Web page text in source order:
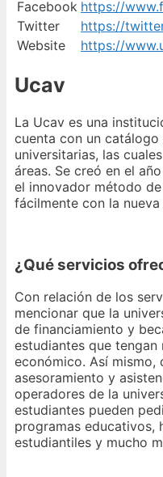
Facebook
Twitter
Website
Ucav
La Ucav es una
cuenta con un
universitarias, las
áreas. Se creó en el
el innovador método
fácilmente con la
¿Qué servicios
Con relación de los
mencionar que la
de financiamiento y
estudiantes que
económico. Así mismo,
asesoramiento y
operadores de la
estudiantes pueden
programas educativos,
estudiantiles y mucho